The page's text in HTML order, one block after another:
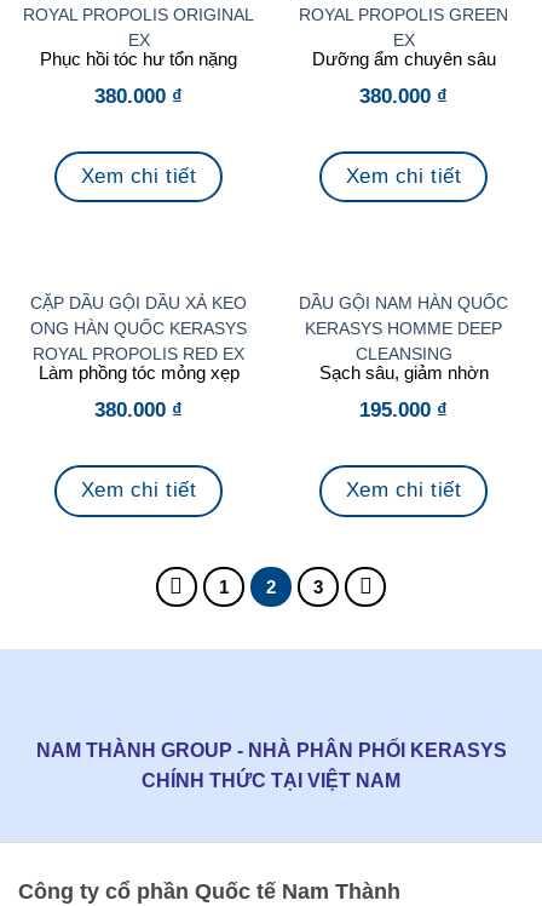
ROYAL PROPOLIS ORIGINAL
EX
Phục hồi tóc hư tổn nặng
380.000 ₫
Xem chi tiết
ROYAL PROPOLIS GREEN
EX
Dưỡng ẩm chuyên sâu
380.000 ₫
Xem chi tiết
CẶP DẦU GỘI DẦU XẢ KEO
ONG HÀN QUỐC KERASYS
ROYAL PROPOLIS RED EX
Làm phồng tóc mỏng xẹp
380.000 ₫
Xem chi tiết
DẦU GỘI NAM HÀN QUỐC
KERASYS HOMME DEEP
CLEANSING
Sạch sâu, giảm nhờn
195.000 ₫
Xem chi tiết
1 2 3
NAM THÀNH GROUP - NHÀ PHÂN PHỐI KERASYS
CHÍNH THỨC TẠI VIỆT NAM
Công ty cổ phần Quốc tế Nam Thành